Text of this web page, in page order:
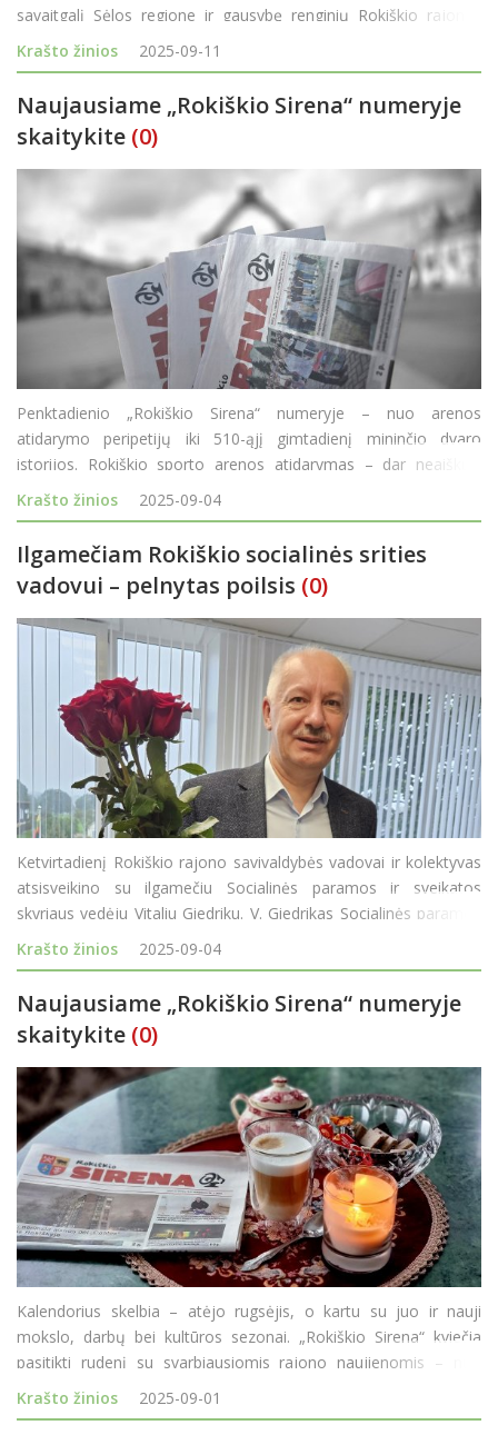
savaitgalį Sėlos regione ir gausybę renginių Rokiškio rajone.
Pagrindinės temos: Piktnaudžiavimas nedarbingumu: Straipsnyje
gilinamasi į problemą,
Krašto žinios 2025-09-11
Naujausiame „Rokiškio Sirena“ numeryje
skaitykite (0)
Penktadienio „Rokiškio Sirena“ numeryje – nuo arenos
atidarymo peripetijų iki 510-ąjį gimtadienį mininčio dvaro
istorijos. Rokiškio sporto arenos atidarymas – dar neaiškus.
Nors Rokiškio rajono kūno kultūros ir sporto centras paskelbė
datą, sav
Krašto žinios 2025-09-04
Ilgamečiam Rokiškio socialinės srities
vadovui – pelnytas poilsis (0)
Ketvirtadienį Rokiškio rajono savivaldybės vadovai ir kolektyvas
atsisveikino su ilgamečiu Socialinės paramos ir sveikatos
skyriaus vedėju Vitaliu Giedriku. V. Giedrikas Socialinės paramos
ir sveikatos skyriui vadovavo 28-erius metus ir, sulaukęs
pensinio amžiaus, tarnybą paliko. Rajon
Krašto žinios 2025-09-04
Naujausiame „Rokiškio Sirena“ numeryje
skaitykite (0)
Kalendorius skelbia – atėjo rugsėjis, o kartu su juo ir nauji
mokslo, darbų bei kultūros sezonai. „Rokiškio Sirena“ kviečia
pasitikti rudenį su svarbiausiomis rajono naujienomis – nuo
pirmokų šypsenų iki ūkininkų iššūkių, nuo kultūrinių premjerų ik
Krašto žinios 2025-09-01